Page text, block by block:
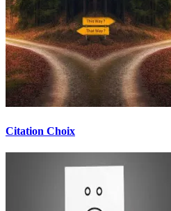
Citation Choix